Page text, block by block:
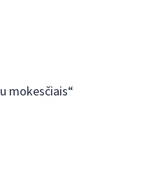
mokesčiais“